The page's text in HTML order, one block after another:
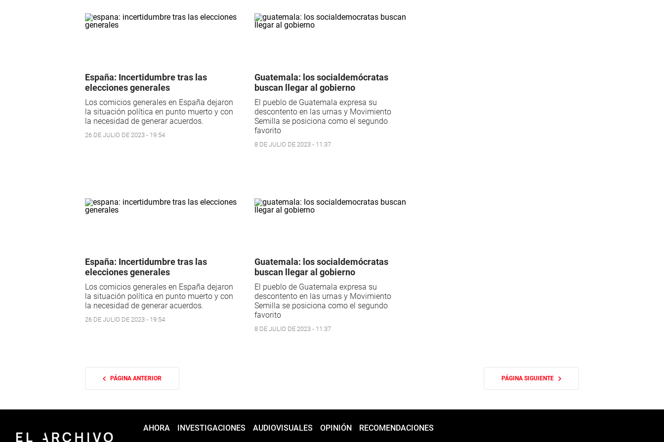
España: Incertidumbre tras las
elecciones generales
Los comicios generales en España dejaron
la situación política en punto muerto y con
la necesidad de generar acuerdos.
26 DE JULIO DE 2023 - 19:54
Guatemala: los socialdemócratas
buscan llegar al gobierno
El pueblo de Guatemala expresa su
descontento en las urnas y Movimiento
Semilla se posiciona como el segundo
favorito
8 DE JULIO DE 2023 - 11:37
España: Incertidumbre tras las
elecciones generales
Los comicios generales en España dejaron
la situación política en punto muerto y con
la necesidad de generar acuerdos.
26 DE JULIO DE 2023 - 19:54
Guatemala: los socialdemócratas
buscan llegar al gobierno
El pueblo de Guatemala expresa su
descontento en las urnas y Movimiento
Semilla se posiciona como el segundo
favorito
8 DE JULIO DE 2023 - 11:37
PÁGINA ANTERIOR PÁGINA SIGUIENTE
AHORA INVESTIGACIONES AUDIOVISUALES OPINIÓN RECOMENDACIONES